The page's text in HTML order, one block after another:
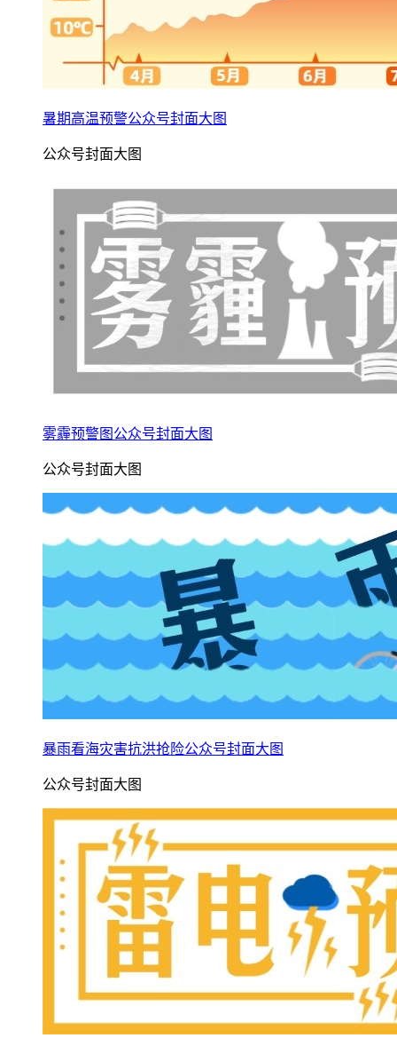
暑期高温预警公众号封面大图
公众号封面大图
雾霾预警图公众号封面大图
公众号封面大图
暴雨看海灾害抗洪抢险公众号封面大图
公众号封面大图